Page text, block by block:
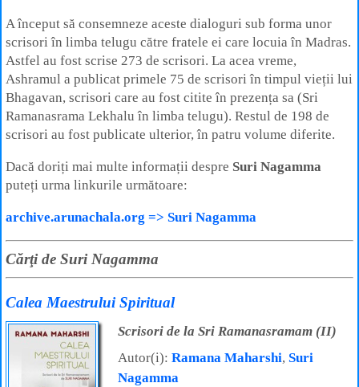
A început să consemneze aceste dialoguri sub forma unor
scrisori în limba telugu către fratele ei care locuia în Madras.
Astfel au fost scrise 273 de scrisori. La acea vreme,
Ashramul a publicat primele 75 de scrisori în timpul vieții lui
Bhagavan, scrisori care au fost citite în prezența sa (Sri
Ramanasrama Lekhalu în limba telugu). Restul de 198 de
scrisori au fost publicate ulterior, în patru volume diferite.
Dacă doriți mai multe informații despre Suri Nagamma
puteți urma linkurile următoare:
archive.arunachala.org => Suri Nagamma
Cărţi de Suri Nagamma
Calea Maestrului Spiritual
Scrisori de la Sri Ramanasramam (II)
Autor(i): Ramana Maharshi, Suri
Nagamma